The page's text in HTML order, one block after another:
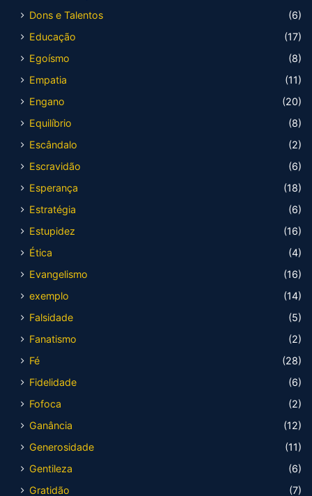
Dons e Talentos
(6)
Educação
(17)
Egoísmo
(8)
Empatia
(11)
Engano
(20)
Equilíbrio
(8)
Escândalo
(2)
Escravidão
(6)
Esperança
(18)
Estratégia
(6)
Estupidez
(16)
Ética
(4)
Evangelismo
(16)
exemplo
(14)
Falsidade
(5)
Fanatismo
(2)
Fé
(28)
Fidelidade
(6)
Fofoca
(2)
Ganância
(12)
Generosidade
(11)
Gentileza
(6)
Gratidão
(7)